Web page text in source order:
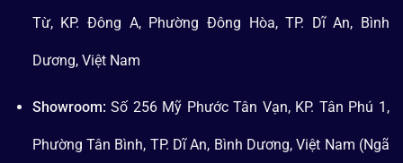
Từ, KP. Đông A, Phường Đông Hòa, TP. Dĩ An, Bình
Dương, Việt Nam
Showroom: Số 256 Mỹ Phước Tân Vạn, KP. Tân Phú 1,
Phường Tân Bình, TP. Dĩ An, Bình Dương, Việt Nam (Ngã